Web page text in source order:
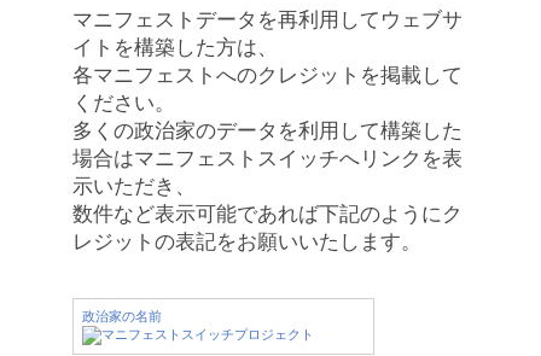
マニフェストデータを再利用してウェブサ
イトを構築した方は、
各マニフェストへのクレジットを掲載して
ください。
多くの政治家のデータを利用して構築した
場合はマニフェストスイッチへリンクを表
示いただき、
数件など表示可能であれば下記のようにク
レジットの表記をお願いいたします。
政治家の名前